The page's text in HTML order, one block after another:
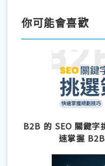
你可能會喜歡
B2B 的 SEO 關鍵字
速掌握